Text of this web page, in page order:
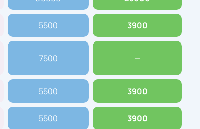
5500 3900
7500 —
5500 3900
5500 3900